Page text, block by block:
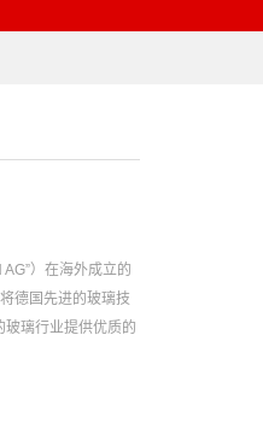
）在海外成立的
德国先进的玻璃技
璃行业提供优质的